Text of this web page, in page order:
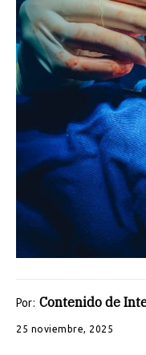
Por: Contenido de
25 noviembre, 2025